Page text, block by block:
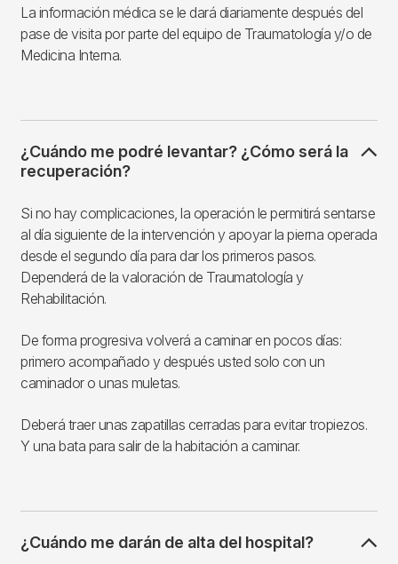
La información médica se le dará diariamente después del
pase de visita por parte del equipo de Traumatología y/o de
Medicina Interna.
¿Cuándo me podré levantar? ¿Cómo será la
recuperación?
Si no hay complicaciones, la operación le permitirá sentarse
al día siguiente de la intervención y apoyar la pierna operada
desde el segundo día para dar los primeros pasos.
Dependerá de la valoración de Traumatología y
Rehabilitación.
De forma progresiva volverá a caminar en pocos días:
primero acompañado y después usted solo con un
caminador o unas muletas.
Deberá traer unas zapatillas cerradas para evitar tropiezos.
Y una bata para salir de la habitación a caminar.
¿Cuándo me darán de alta del hospital?